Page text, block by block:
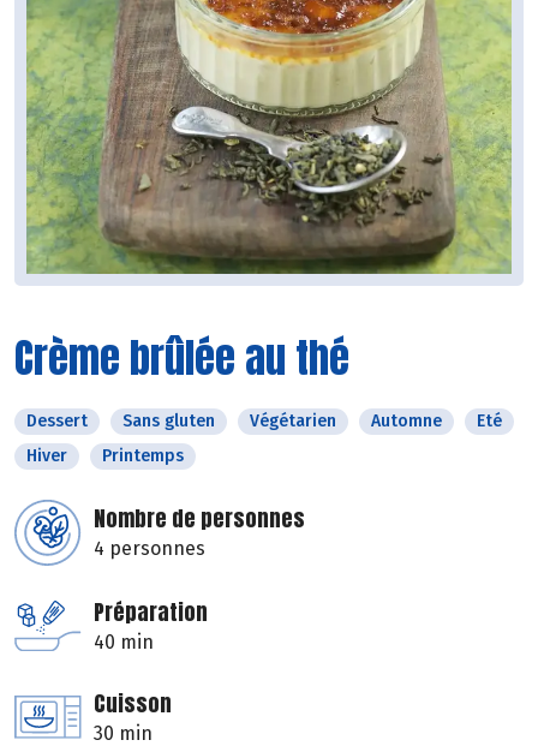
Crème brûlée au thé
Dessert Sans gluten Végétarien Automne
Eté
Hiver
Printemps
Nombre de personnes
4 personnes
Préparation
40 min
Cuisson
30 min